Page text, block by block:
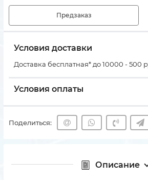
Предзаказ
Условия доставки
Доставка бесплатная* до 10000 - 500
Условия оплаты
Поделиться:
Описание